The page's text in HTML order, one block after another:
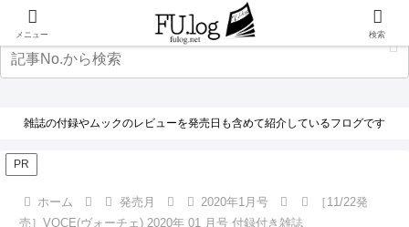
雑誌の付録やムックのレビューを発売日も含めて紹介しているフログです
PR
ホーム 発売月 2020年1月号
［11/22発
売］VOCE(ヴォーチェ) 2020年 01 月号 付録付き雑誌
メニュー 検索